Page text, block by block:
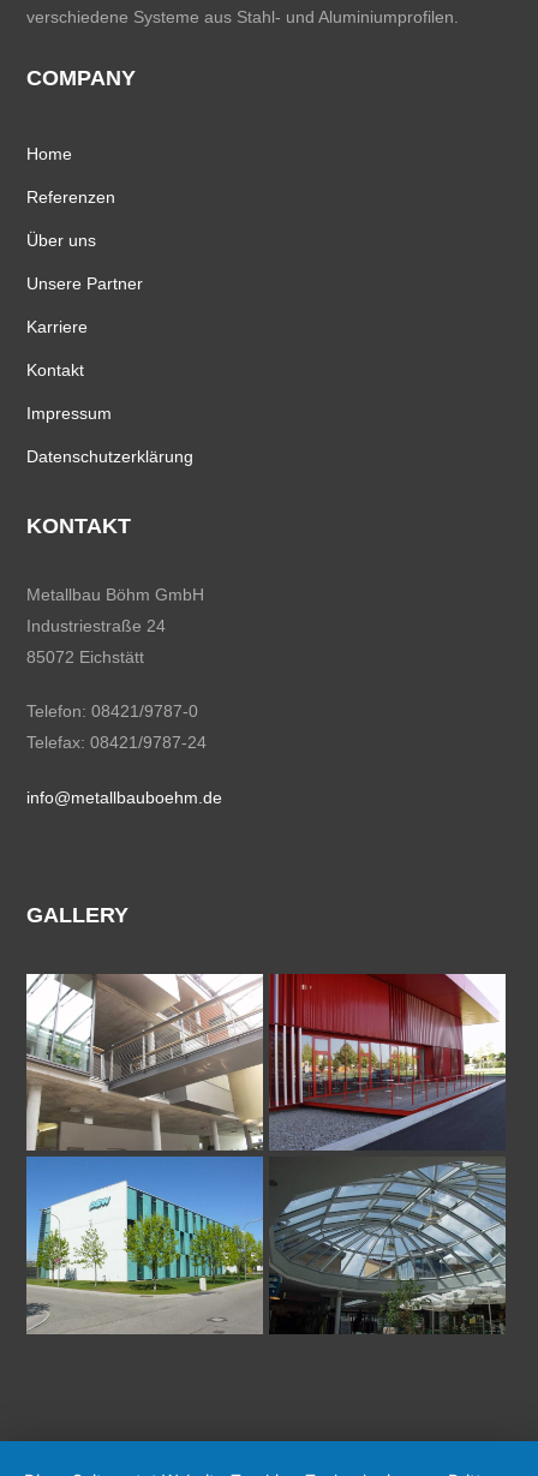
verschiedene Systeme aus Stahl- und Aluminiumprofilen.
COMPANY
Home
Referenzen
Über uns
Unsere Partner
Karriere
Kontakt
Impressum
Datenschutzerklärung
KONTAKT
Metallbau Böhm GmbH
Industriestraße 24
85072 Eichstätt
Telefon: 08421/9787-0
Telefax: 08421/9787-24
info@metallbauboehm.de
GALLERY